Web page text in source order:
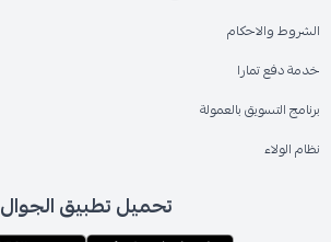
الشروط والاحكام
خدمة دفع تمارا
برنامج التسويق بالعمولة
نظام الولاء
تحميل تطبيق الجوال